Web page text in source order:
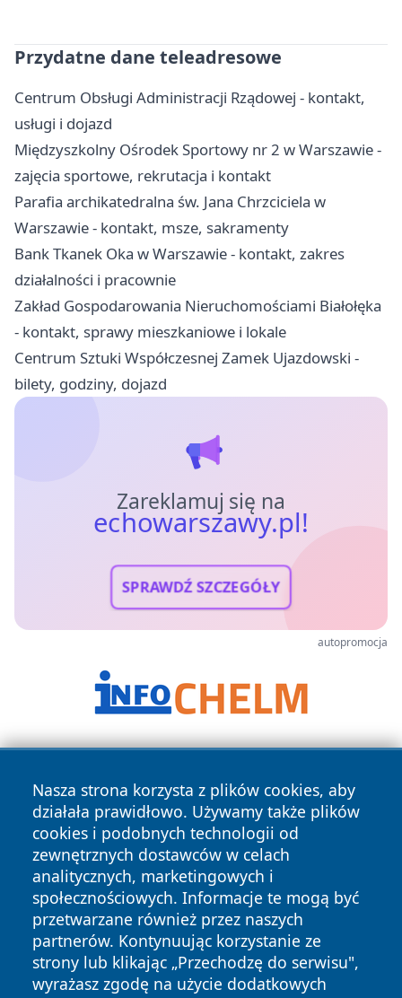
Przydatne dane teleadresowe
Centrum Obsługi Administracji Rządowej - kontakt,
usługi i dojazd
Międzyszkolny Ośrodek Sportowy nr 2 w Warszawie -
zajęcia sportowe, rekrutacja i kontakt
Parafia archikatedralna św. Jana Chrzciciela w
Warszawie - kontakt, msze, sakramenty
Bank Tkanek Oka w Warszawie - kontakt, zakres
działalności i pracownie
Zakład Gospodarowania Nieruchomościami Białołęka
- kontakt, sprawy mieszkaniowe i lokale
Centrum Sztuki Współczesnej Zamek Ujazdowski -
bilety, godziny, dojazd
Zareklamuj się na
echowarszawy.pl!
SPRAWDŹ SZCZEGÓŁY
autopromocja
Nasza strona korzysta z plików cookies, aby
działała prawidłowo. Używamy także plików
cookies i podobnych technologii od
zewnętrznych dostawców w celach
analitycznych, marketingowych i
społecznościowych. Informacje te mogą być
przetwarzane również przez naszych
partnerów. Kontynuując korzystanie ze
strony lub klikając „Przechodzę do serwisu",
wyrażasz zgodę na użycie dodatkowych
Copyright © 2026 echowarszawy.pl Wszystkie prawa
zastrzeżone.
News Autorzy
Polityka
Prywatności
Polityka
Cookies